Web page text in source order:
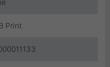
Print